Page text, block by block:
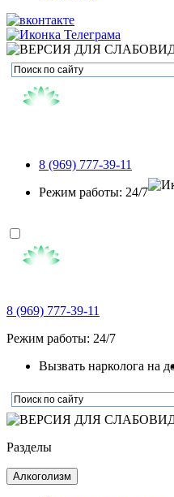
8 (969) 777-39-11
Режим работы: 24/7
8 (969) 777-39-11
Режим работы: 24/7
Вызвать нарколога на
Разделы
Алкоголизм